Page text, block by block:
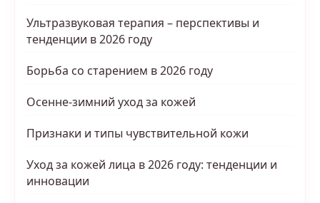
Ультразвуковая терапия – перспективы и
тенденции в 2026 году
Борьба со старением в 2026 году
Осенне-зимний уход за кожей
Признаки и типы чувствительной кожи
Уход за кожей лица в 2026 году: тенденции и
инновации